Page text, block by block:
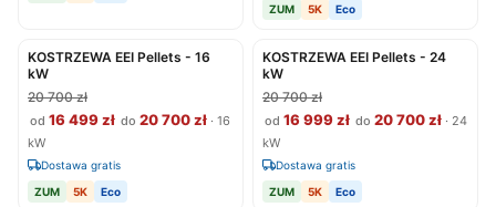
ZUM
5K Eco
KOSTRZEWA EEI Pellets - 16
kW
20 700 zł
od 16 499 zł do 20 700 zł · 16
kW
Dostawa gratis
ZUM
5K Eco
KOSTRZEWA EEI Pellets - 24
kW
20 700 zł
od 16 999 zł do 20 700 zł · 24
kW
Dostawa gratis
ZUM
5K Eco